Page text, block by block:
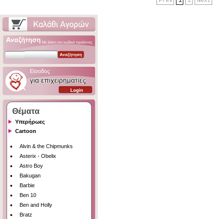
Θέματα
Υπερήρωες
Cartoon
Alvin & the Chipmunks
Asterix - Obelix
Astro Boy
Bakugan
Barbie
Ben 10
Ben and Holly
Bratz